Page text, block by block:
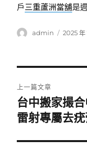
戶三重蘆洲當舖是
作
admin
發
2025 年
章
導
覽
上一篇文章
上
一
文
台中搬家撮
雷射專屬去